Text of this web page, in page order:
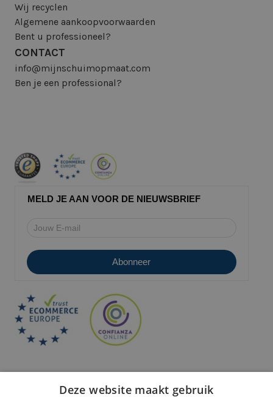
Wij recyclen
Algemene aankoopvoorwaarden
Bent u professioneel?
CONTACT
info@mijnschuimopmaat.com
Ben je een professional?
MELD JE AAN VOOR DE NIEUWSBRIEF
Deze website maakt gebruik